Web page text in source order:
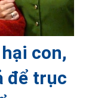
con,
để trục